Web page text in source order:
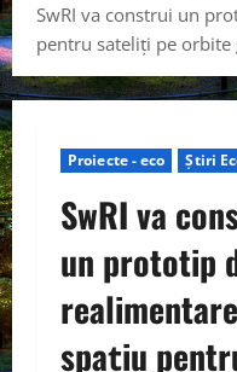
SwRI va construi un
pentru sateliți pe orbite
Proiecte - eco Știri
SwRI va
un prototip
spațiu